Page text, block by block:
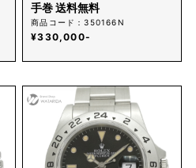
手巻 送料無料
商品コード：350166N
¥330,000-